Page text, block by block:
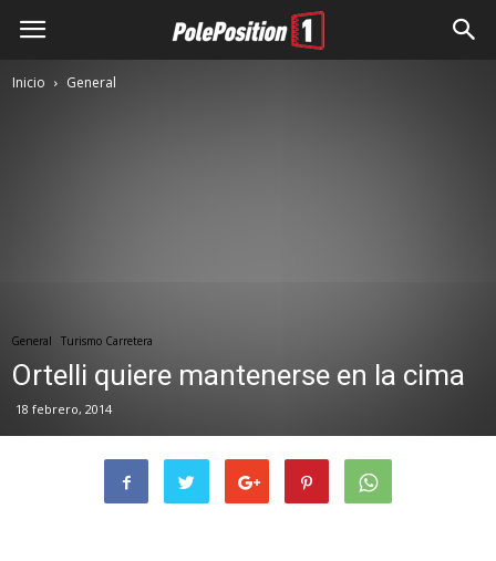
Inicio General
General Turismo Carretera
Ortelli quiere mantenerse en la cima
18 febrero, 2014